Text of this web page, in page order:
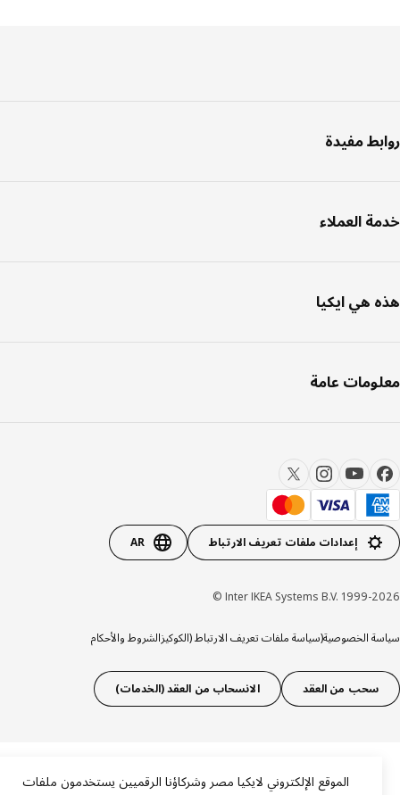
مفيدة
العملاء
هي ايكيا
عامة
إعدادات ملفات تعريف الارتباط AR
Inter IKEA Systems B.V. 1999-
الخصوصية(سياسة ملفات تعريف الارتباط (الكوكيزالشروط والأحكام
سحب من العقد الانسحاب من العقد (الخدمات)
الموقع الإلكتروني لايكيا مصر وشركاؤنا الرقميين يستخدمون ملفات